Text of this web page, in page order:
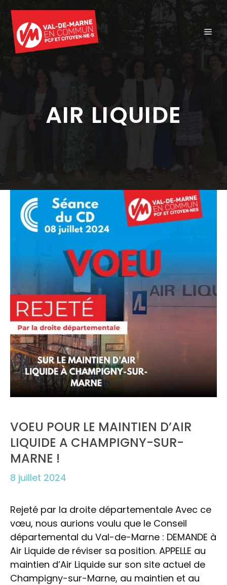
contenu
AIR LIQUIDE
VOEU POUR LE MAINTIEN D’AIR
LIQUIDE A CHAMPIGNY-SUR-
MARNE !
8 juillet 2024
Rejeté par la droite départementale Avec ce
vœu, nous aurions voulu que le Conseil
départemental du Val-de-Marne : DEMANDE à
Air Liquide de réviser sa position. APPELLE au
maintien d’Air Liquide sur son site actuel de
Champigny-sur-Marne, au maintien et au